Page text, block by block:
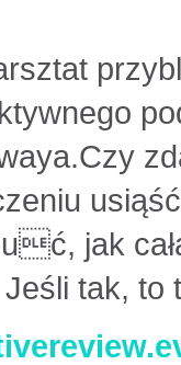
jak
tak, to